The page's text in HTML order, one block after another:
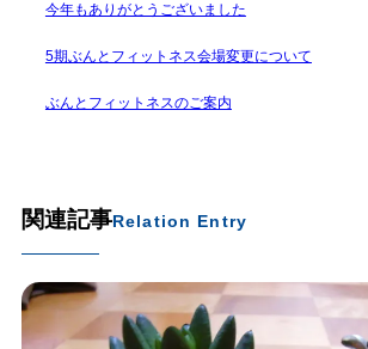
今年もありがとうございました
5期ぶんとフィットネス会場変更について
ぶんとフィットネスのご案内
関連記事Relation Entry